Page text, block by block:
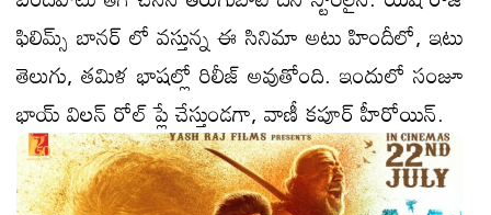
ఫిలిమ్స్ బానర్ లో వస్తున్న ఈ సినిమా అటు హిందీలో, ఇటు
తెలుగు, తమిళ భాషల్లో రిలీజ్ అవుతోంది. ఇందులో సంజూ
భాయ్ విలన్ రోల్ ప్లే చేస్తుండగా, వాణీ కపూర్ హీరోయిన్.